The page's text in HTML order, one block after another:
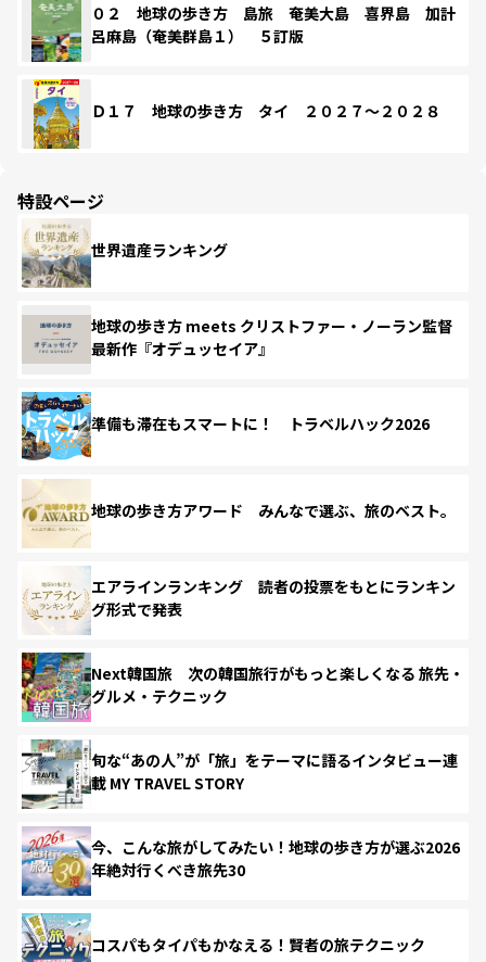
０２ 地球の歩き方 島旅 奄美大島 喜界島 加計
呂麻島（奄美群島１） ５訂版
Ｄ１７ 地球の歩き方 タイ ２０２７～２０２８
特設ページ
世界遺産ランキング
地球の歩き方 meets クリストファー・ノーラン監督
最新作『オデュッセイア』
準備も滞在もスマートに！ トラベルハック2026
地球の歩き方アワード みんなで選ぶ、旅のベスト。
エアラインランキング 読者の投票をもとにランキン
グ形式で発表
Next韓国旅 次の韓国旅行がもっと楽しくなる 旅先・
グルメ・テクニック
旬な“あの人”が「旅」をテーマに語るインタビュー連
載 MY TRAVEL STORY
今、こんな旅がしてみたい！地球の歩き方が選ぶ2026
年絶対行くべき旅先30
コスパもタイパもかなえる！賢者の旅テクニック